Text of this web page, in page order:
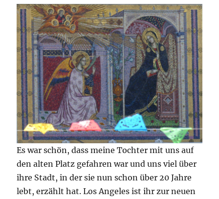
Es war schön, dass meine Tochter mit uns auf
den alten Platz gefahren war und uns viel über
ihre Stadt, in der sie nun schon über 20 Jahre
lebt, erzählt hat. Los Angeles ist ihr zur neuen